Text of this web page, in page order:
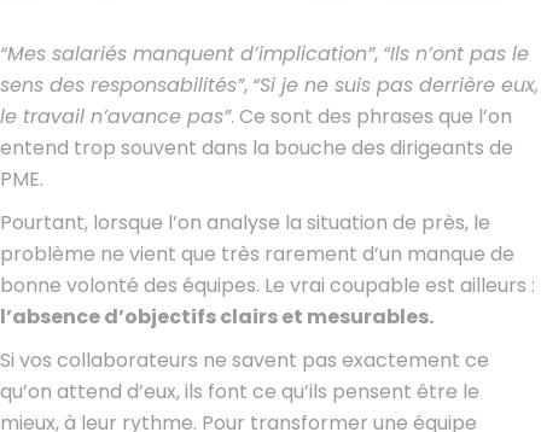
“Mes salariés manquent d’implication”, “Ils n’ont pas le
sens des responsabilités”, “Si je ne suis pas derrière eux,
le travail n’avance pas”. Ce sont des phrases que l’on
entend trop souvent dans la bouche des dirigeants de
PME.
Pourtant, lorsque l’on analyse la situation de près, le
problème ne vient que très rarement d’un manque de
bonne volonté des équipes. Le vrai coupable est ailleurs :
l’absence d’objectifs clairs et mesurables.
Si vos collaborateurs ne savent pas exactement ce
qu’on attend d’eux, ils font ce qu’ils pensent être le
mieux, à leur rythme. Pour transformer une équipe